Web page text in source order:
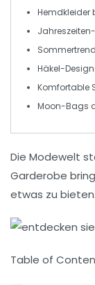
Hemdkleider
Häkel-
Komfortable
Moon-Bags
Die Modewelt
Garderobe
etwas zu
Table of